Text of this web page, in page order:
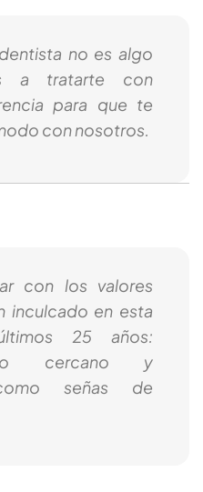
no es algo
a tratarte con
para que te
con nosotros.
con los valores
inculcado en esta
25 años:
cercano y
señas de